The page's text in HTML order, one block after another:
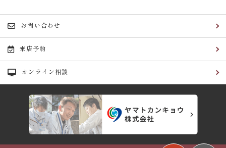
お問い合わせ
来店予約
オンライン相談